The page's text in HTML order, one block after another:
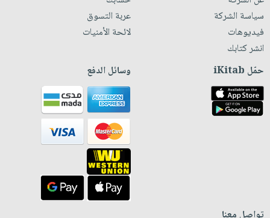
سياسة الشركة
فيديوهات
انشر كتابك
عربة التسوق
لائحة الأمنيات
حمّل iKitab وسائل الدفع